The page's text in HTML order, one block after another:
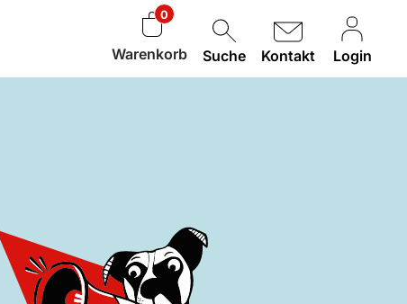
0
Warenkorb Suche Kontakt Login